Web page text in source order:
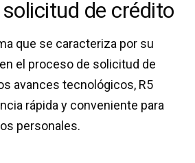
de crédito
que se caracteriza por su
el proceso de solicitud de
avances tecnológicos, R5
rápida y conveniente para
personales.